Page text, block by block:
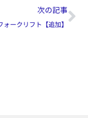
次の記事
ォークリフト【追加】